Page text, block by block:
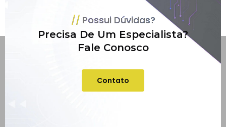
Possui Dúvidas?
Precisa De Um Especialista?
Fale Conosco
Contato